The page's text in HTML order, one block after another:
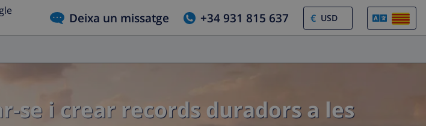
Deixa un missatge +34 931 815 637 €
se i crear records duradors a les